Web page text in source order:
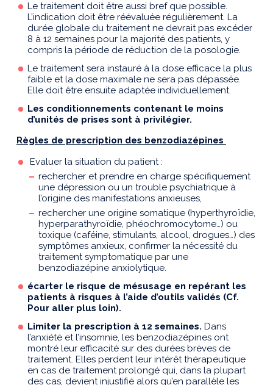
Le traitement doit être aussi bref que possible.
L’indication doit être réévaluée régulièrement. La
durée globale du traitement ne devrait pas excéder
8 à 12 semaines pour la majorité des patients, y
compris la période de réduction de la posologie.
Le traitement sera instauré à la dose efficace la plus
faible et la dose maximale ne sera pas dépassée.
Elle doit être ensuite adaptée individuellement.
Les conditionnements contenant le moins
d’unités de prises sont à privilégier.
Règles de prescription des benzodiazépines
Evaluer la situation du patient :
rechercher et prendre en charge spécifiquement
une dépression ou un trouble psychiatrique à
l’origine des manifestations anxieuses,
rechercher une origine somatique (hyperthyroïdie,
hyperparathyroïdie, phéochromocytome…) ou
toxique (caféine, stimulants, alcool, drogues…) des
symptômes anxieux, confirmer la nécessité du
traitement symptomatique par une
benzodiazépine anxiolytique.
écarter le risque de mésusage en repérant les
patients à risques à l’aide d’outils validés (Cf.
Pour aller plus loin).
Limiter la prescription à 12 semaines. Dans
l’anxiété et l’insomnie, les benzodiazépines ont
montré leur efficacité sur des durées brèves de
traitement. Elles perdent leur intérêt thérapeutique
en cas de traitement prolongé qui, dans la plupart
des cas, devient injustifié alors qu’en parallèle les